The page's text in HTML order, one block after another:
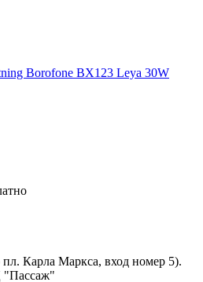
Borofone BX123 Leya 30W
Карла Маркса, вход номер 5).
"Пассаж"